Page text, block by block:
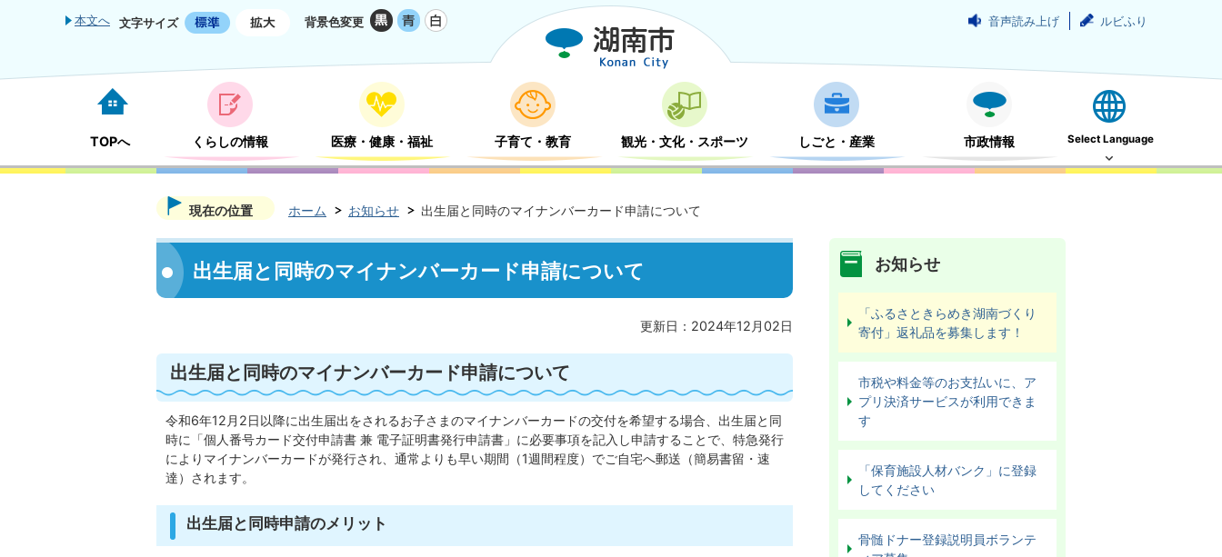
本文へ 文字サイズ 背景色変更 音声読み上げ ルビふり
TOPへ くらしの情報 医療・健康・福祉 子育て・教育 観光・文化・スポーツ しごと・産業 市政情報 Select Language
現在の位置 ホーム お知らせ 出生届と同時のマイナンバーカード申請について
出生届と同時のマイナンバーカード申請について
更新日：2024年12月02日
出生届と同時のマイナンバーカード申請について
令和6年12月2日以降に出生届出をされるお子さまのマイナンバーカードの交付を希望する場合、出生届と同
時に「個人番号カード交付申請書 兼 電子証明書発行申請書」に必要事項を記入し申請することで、特急発行
によりマイナンバーカードが発行され、通常よりも早い期間（1週間程度）でご自宅へ郵送（簡易書留・速
達）されます。
出生届と同時申請のメリット
お知らせ
「ふるさときらめき湖南づくり
寄付」返礼品を募集します！
市税や料金等のお支払いに、ア
プリ決済サービスが利用できま
す
「保育施設人材バンク」に登録
してください
骨髄ドナー登録説明員ボランテ